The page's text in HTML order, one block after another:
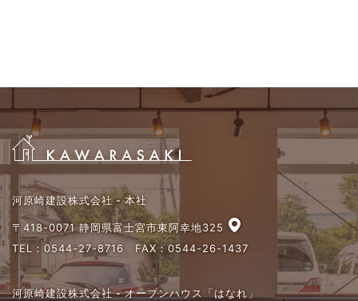
河原崎建設株式会社 - 本社
〒418-0071 静岡県富士宮市東阿幸地325
TEL： 0544-27-8716 FAX：0544-26-1437
河原崎建設株式会社 - オープンハウス「はなれ」